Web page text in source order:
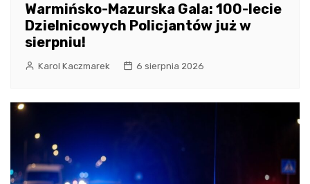
Warmińsko-Mazurska Gala: 100-lecie
Dzielnicowych Policjantów już w
sierpniu!
Karol Kaczmarek 6 sierpnia 2026